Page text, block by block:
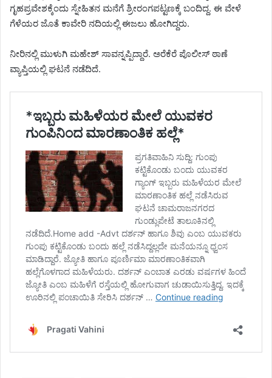
ಗೃಹಪ್ರವೇಶಕ್ಕೆಂದು ಸ್ನೇಹಿತನ ಮನೆಗೆ ಶ್ರೀರಂಗಪಟ್ಟಣಕ್ಕೆ ಬಂದಿದ್ದ. ಈ ವೇಳೆ
ಗೆಳೆಯರ ಜೊತೆ ಕಾವೇರಿ ನದಿಯಲ್ಲಿ ಈಜಲು ಹೋಗಿದ್ದರು.
ನೀರಿನಲ್ಲಿ ಮುಳುಗಿ ಮಹೇಶ್ ಸಾವನ್ನಪ್ಪಿದ್ದಾರೆ. ಅರೆಕೆರೆ ಪೊಲೀಸ್ ಠಾಣೆ
ವ್ಯಾಪ್ತಿಯಲ್ಲಿ ಘಟನೆ ನಡೆದಿದೆ.